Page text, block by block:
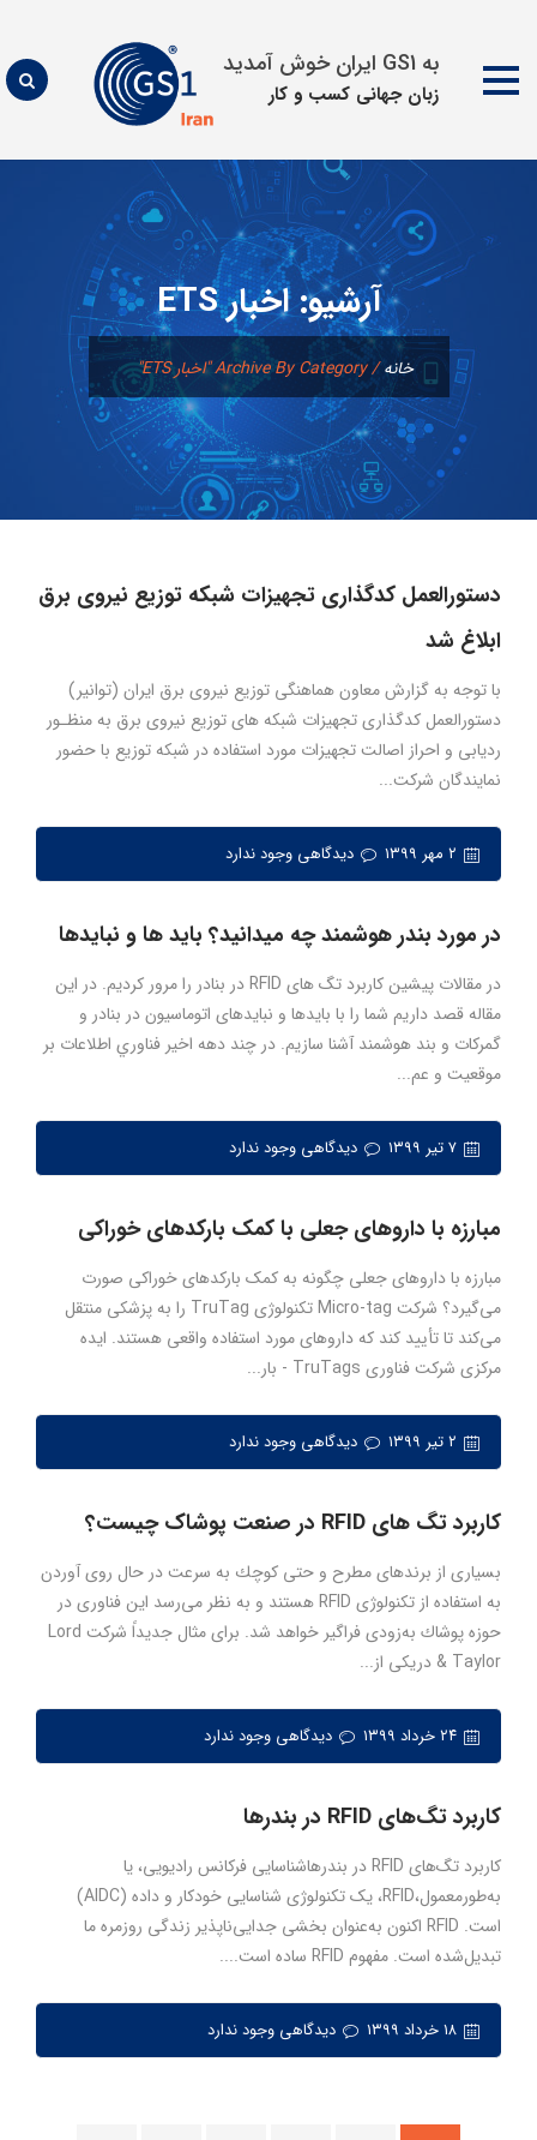
به GS1 ایران خوش آمدید
زبان جهانی كسب و كار
محتوا
آرشیو:اخبار ETS
خانه/Archive By Category "اخبار ETS"
دستورالعمل کدگذاری تجهیزات شبکه توزیع نیروی برق
ابلاغ شد
با توجه به گزارش معاون هماهنگی توزیع نیروی برق ایران (توانیر)
دستورالعمل کدگذاری تجهیزات شبکه های توزیع نیروی برق به منظـور
ردیابی و احراز اصالت تجهیزات مورد استفاده در شبکه توزیع با حضور
نمایندگان شرکت...
دیدگاهی وجود ندارد
در مورد بندر هوشمند چه میدانید؟ باید ها و نبایدها
در مقالات پیشین کاربرد تگ های RFID در بنادر را مرور کردیم. در این
مقاله قصد داریم شما را با بایدها و نبایدهای اتوماسیون در بنادر و
گمرکات و بند هوشمند آشنا سازیم. در چند دهه اخير فناوري اطلاعات بر
موقعيت و عم...
۷ تیر ۱۳۹۹ دیدگاهی وجود ندارد
مبارزه با داروهای جعلی با کمک بارکدهای خوراکی
مبارزه با داروهای جعلی چگونه به کمک بارکدهای خوراکی صورت
می‌گیرد؟ شرکت Micro-tag تکنولوژی TruTag را به پزشکی منتقل
می‌کند تا تأیید کند که داروهای مورد استفاده واقعی هستند. ایده
مرکزی شرکت فناوری TruTags - بار...
دیدگاهی وجود ندارد
کاربرد تگ های RFID در صنعت پوشاک چیست؟
بسیاری از برندهای مطرح و حتی كوچك به ‌سرعت در حال روی آوردن
به استفاده از تكنولوژی RFID هستند و به نظر می‌رسد این فناوری در
حوزه پوشاك به‌زودی فراگیر خواهد شد. برای مثال جدیداً شركت Lord
& Taylor دریکی از...
۲۴ خرداد ۱۳۹۹ دیدگاهی وجود ندارد
کاربرد تگ‌های RFID در بندرها
کاربرد تگ‌های RFID در بندرهاشناسایی فرکانس رادیویی، یا
به‌طورمعمول،RFID، یک تکنولوژی شناسایی خودکار و داده (AIDC)
است. RFID اکنون به‌عنوان بخشی جدایی‌ناپذیر زندگی روزمره ما
تبدیل‌شده است. مفهوم RFID ساده است....
۱۸ خرداد ۱۳۹۹ دیدگاهی وجود ندارد